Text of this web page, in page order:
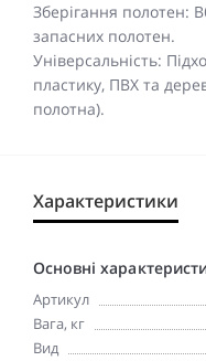
Зберігання полотен:
запасних полотен.
Універсальність:
пластику, ПВХ та
полотна).
Характеристики
Основні
Артикул
Вага, кг
Вид